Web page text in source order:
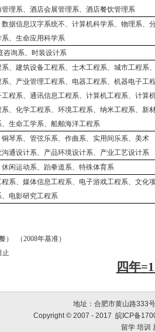
管理系、酒店会展管理系、酒店餐饮管理系
数据信息汉字系统不、计算机科学系、物理系、
系、生命应用科学系
咨询系、时装设计系
系、建筑设备工程系、士木工程系、城市工程系
系、产业管理工程系、电器工程系、机器电子工
工程系、通讯信息工程系、计算机工程系、计算
系、化学工程系、环境工程系、纳米工程系、新
、生命工学系、船舶海洋工程系
铜琴系、管弦乐系、作曲系、实用间乐系、美术
沟通设计系、产品环境设计系、产业工艺设计系
休闲运动系、跆拳道系、特殊体育系
程系、媒体信息工程系、电子游戏工程系、文化
、电影研究工程系
） （2008年基准）
止
四年=
地址：合肥市黄山路333
Copyright © 2007 - 2017 皖ICP备
留学 培训